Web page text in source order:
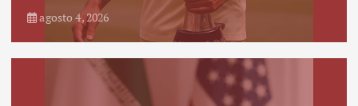
agosto 4, 2026